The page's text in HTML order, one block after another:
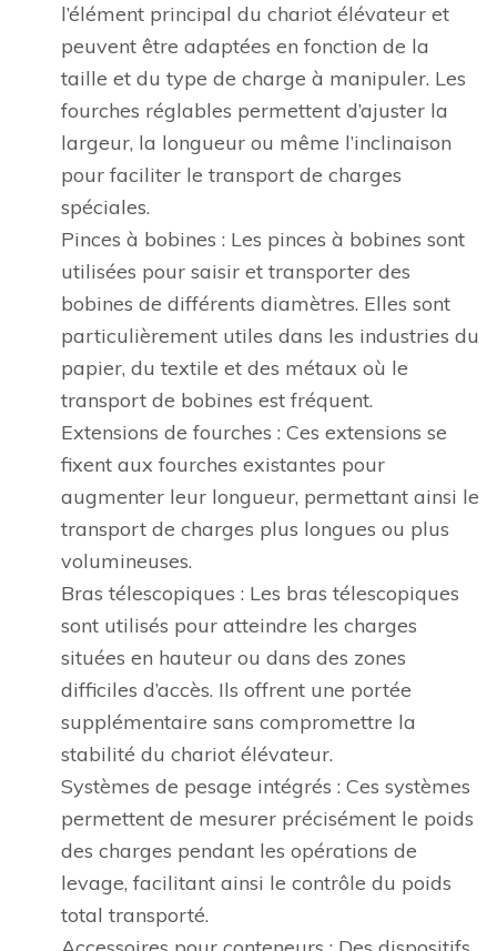
l’élément principal du chariot élévateur et
peuvent être adaptées en fonction de la
taille et du type de charge à manipuler. Les
fourches réglables permettent d’ajuster la
largeur, la longueur ou même l’inclinaison
pour faciliter le transport de charges
spéciales.
Pinces à bobines : Les pinces à bobines sont
utilisées pour saisir et transporter des
bobines de différents diamètres. Elles sont
particulièrement utiles dans les industries du
papier, du textile et des métaux où le
transport de bobines est fréquent.
Extensions de fourches : Ces extensions se
fixent aux fourches existantes pour
augmenter leur longueur, permettant ainsi le
transport de charges plus longues ou plus
volumineuses.
Bras télescopiques : Les bras télescopiques
sont utilisés pour atteindre les charges
situées en hauteur ou dans des zones
difficiles d’accès. Ils offrent une portée
supplémentaire sans compromettre la
stabilité du chariot élévateur.
Systèmes de pesage intégrés : Ces systèmes
permettent de mesurer précisément le poids
des charges pendant les opérations de
levage, facilitant ainsi le contrôle du poids
total transporté.